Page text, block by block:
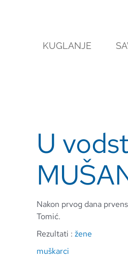
KUGLANJE
U
Nakon prvog dana
Tomić.
Rezultati : žene
muškarci